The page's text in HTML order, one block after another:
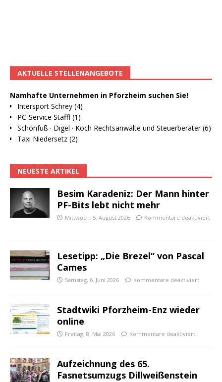
AKTUELLE STELLENANGEBOTE
Namhafte Unternehmen in Pforzheim suchen Sie!
Intersport Schrey (4)
PC-Service Staffl (1)
Schönfuß · Digel · Koch Rechtsanwälte und Steuerberater (6)
Taxi Niedersetz (2)
NEUESTE ARTIKEL
Besim Karadeniz: Der Mann hinter
PF-Bits lebt nicht mehr
Mittwoch, 5. August 2026 Kommentare deaktiviert
Lesetipp: „Die Brezel“ von Pascal
Cames
Samstag, 6. Juni 2026 Kommentare deaktiviert
Stadtwiki Pforzheim-Enz wieder
online
Freitag, 8. Mai 2026 Kommentare deaktiviert
Aufzeichnung des 65.
Fasnetsumzugs Dillweißenstein